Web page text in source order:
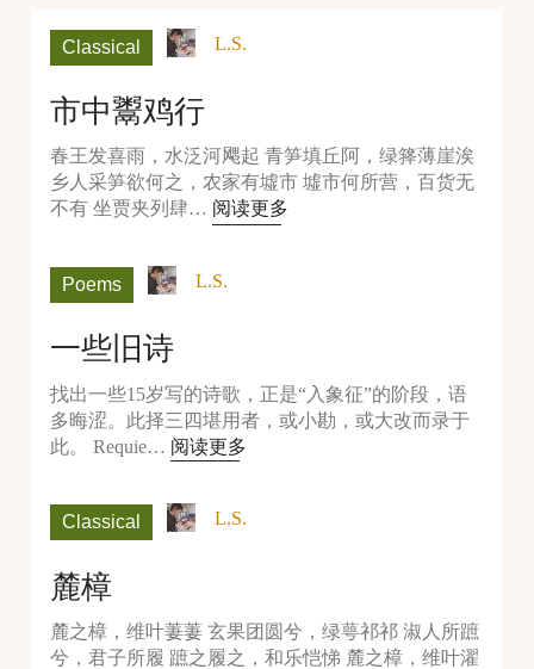
Classical L.S.
市中鬻鸡行
春王发喜雨，水泛河飔起 青笋填丘阿，绿箨薄崖涘
乡人采笋欲何之，农家有墟市 墟市何所营，百货无
不有 坐贾夹列肆… 阅读更多
Poems L.S.
一些旧诗
找出一些15岁写的诗歌，正是“入象征”的阶段，语
多晦涩。此择三四堪用者，或小勘，或大改而录于
此。 Requie… 阅读更多
Classical L.S.
麓樟
麓之樟，维叶萋萋 玄果团圆兮，绿萼祁祁 淑人所蹠
兮，君子所履 蹠之履之，和乐恺悌 麓之樟，维叶濯